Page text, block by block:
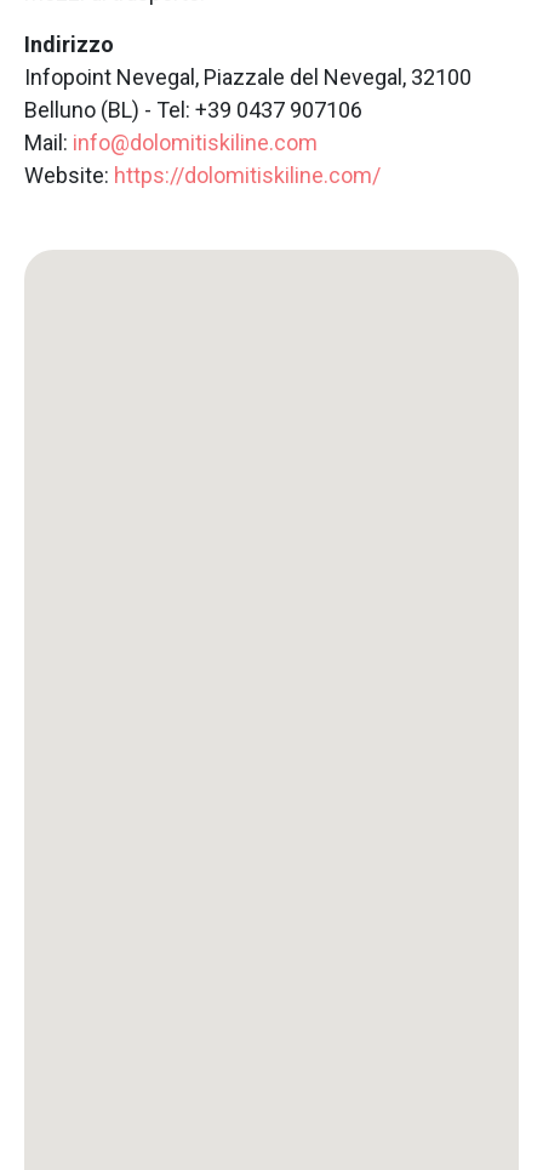
Indirizzo
Infopoint Nevegal, Piazzale del Nevegal, 32100
Belluno (BL) - Tel: +39 0437 907106
Mail: info@dolomitiskiline.com
Website: https://dolomitiskiline.com/